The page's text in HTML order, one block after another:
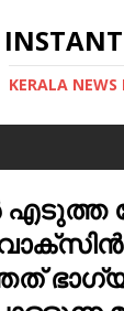
KERALA NEWS
എടുത്ത